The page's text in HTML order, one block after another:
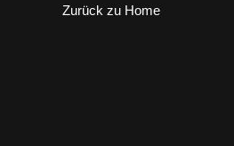
Zurück zu Home